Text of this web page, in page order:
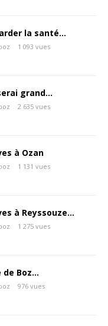
la santé…
1 093 vues
grand…
2 635 vues
à Ozan
1 131 vues
à Reyssouze…
1 275 vues
de Boz…
976 vues